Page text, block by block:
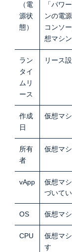
（電
源状
態）
「パワ
ンの電
コンソ
想マシ
ラン
タイ
ムリ
ース
リース
作成
日
仮想マ
所有
者
仮想マ
vApp
仮想マ
づいて
OS 仮想マ
CPU
仮想マ
す